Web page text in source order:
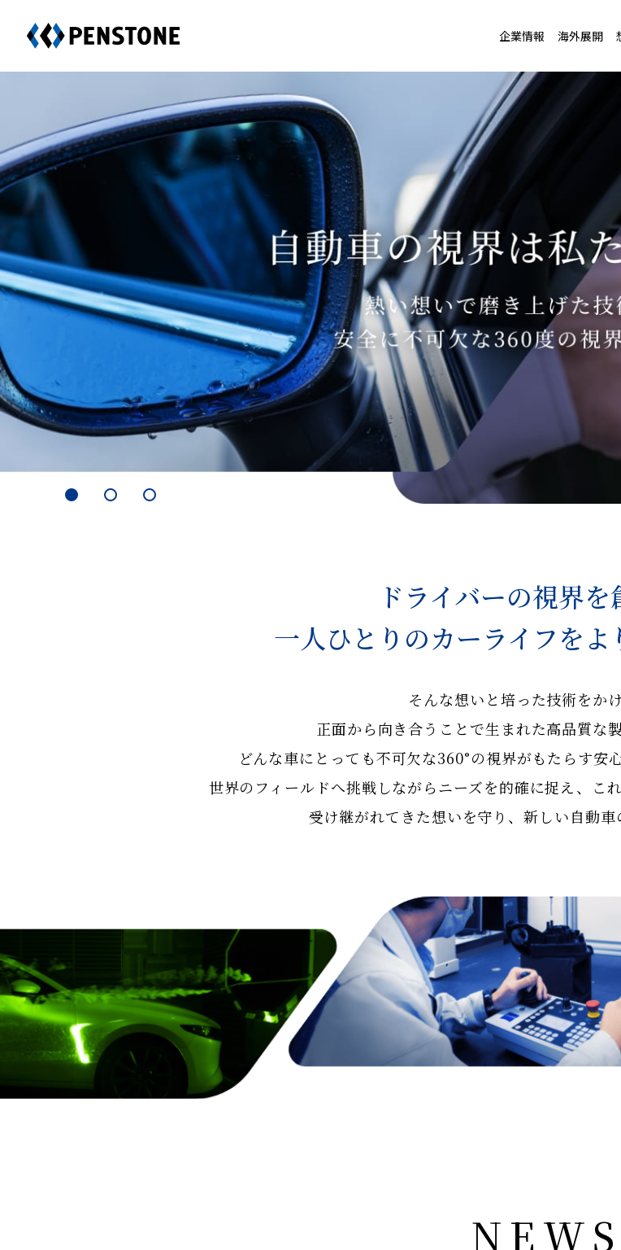
企業情報 海外展開
ドライバーの視界を
一人ひとりのカーライフをよ
そんな想いと培った技術をかけ
正面から向き合うことで生まれた高品質な
どんな車にとっても不可欠な360°の視界がもたらす安
世界のフィールドへ挑戦しながらニーズを的確に捉え、
こ
受け継がれてきた想いを守り、新しい自動車
NEWS